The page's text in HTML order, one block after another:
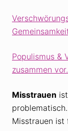
Populismus &
zusammen
Misstrauen
Misstrauen ist